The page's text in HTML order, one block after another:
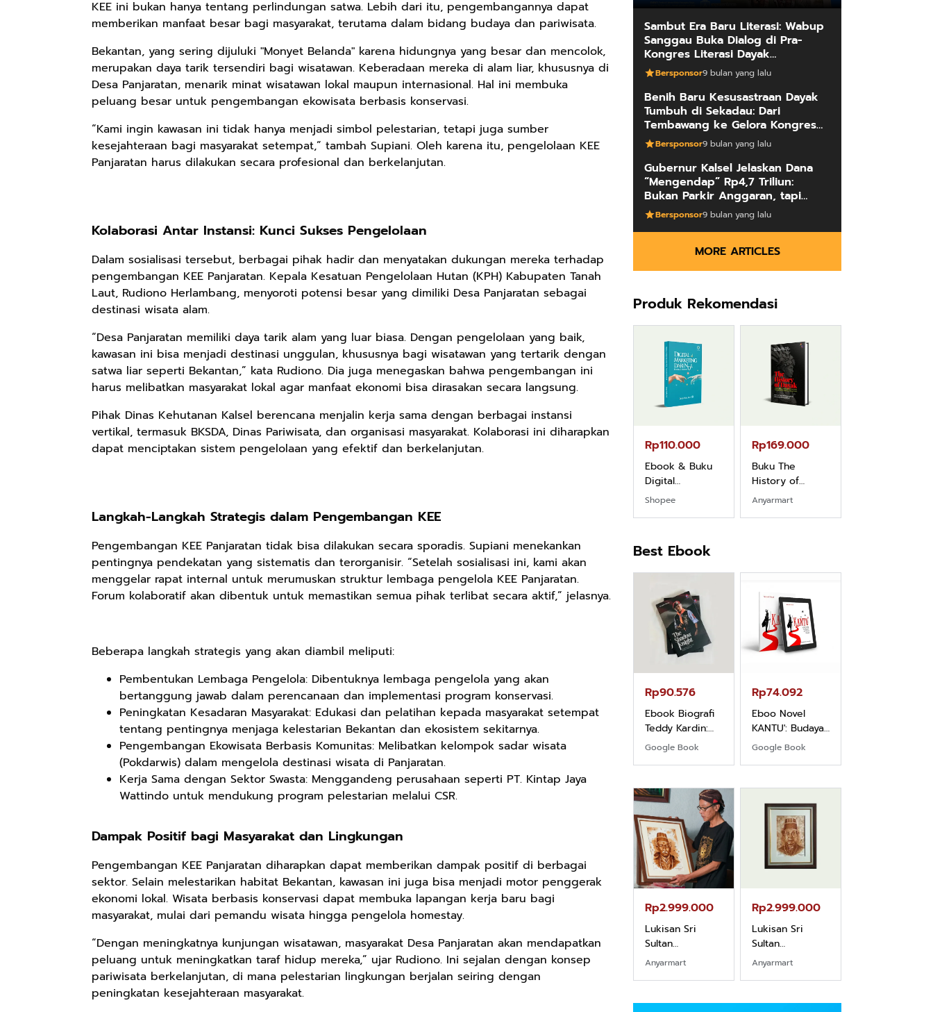
KEE ini bukan hanya tentang perlindungan satwa. Lebih dari itu, pengembangannya dapat
memberikan manfaat besar bagi masyarakat, terutama dalam bidang budaya dan pariwisata.
Bekantan, yang sering dijuluki "Monyet Belanda" karena hidungnya yang besar dan mencolok,
merupakan daya tarik tersendiri bagi wisatawan. Keberadaan mereka di alam liar, khususnya di
Desa Panjaratan, menarik minat wisatawan lokal maupun internasional. Hal ini membuka
peluang besar untuk pengembangan ekowisata berbasis konservasi.
“Kami ingin kawasan ini tidak hanya menjadi simbol pelestarian, tetapi juga sumber
kesejahteraan bagi masyarakat setempat,” tambah Supiani. Oleh karena itu, pengelolaan KEE
Panjaratan harus dilakukan secara profesional dan berkelanjutan.
Kolaborasi Antar Instansi: Kunci Sukses Pengelolaan
Dalam sosialisasi tersebut, berbagai pihak hadir dan menyatakan dukungan mereka terhadap
pengembangan KEE Panjaratan. Kepala Kesatuan Pengelolaan Hutan (KPH) Kabupaten Tanah
Laut, Rudiono Herlambang, menyoroti potensi besar yang dimiliki Desa Panjaratan sebagai
destinasi wisata alam.
“Desa Panjaratan memiliki daya tarik alam yang luar biasa. Dengan pengelolaan yang baik,
kawasan ini bisa menjadi destinasi unggulan, khususnya bagi wisatawan yang tertarik dengan
satwa liar seperti Bekantan,” kata Rudiono. Dia juga menegaskan bahwa pengembangan ini
harus melibatkan masyarakat lokal agar manfaat ekonomi bisa dirasakan secara langsung.
Pihak Dinas Kehutanan Kalsel berencana menjalin kerja sama dengan berbagai instansi
vertikal, termasuk BKSDA, Dinas Pariwisata, dan organisasi masyarakat. Kolaborasi ini diharapkan
dapat menciptakan sistem pengelolaan yang efektif dan berkelanjutan.
Langkah-Langkah Strategis dalam Pengembangan KEE
Pengembangan KEE Panjaratan tidak bisa dilakukan secara sporadis. Supiani menekankan
pentingnya pendekatan yang sistematis dan terorganisir. “Setelah sosialisasi ini, kami akan
menggelar rapat internal untuk merumuskan struktur lembaga pengelola KEE Panjaratan.
Forum kolaboratif akan dibentuk untuk memastikan semua pihak terlibat secara aktif,” jelasnya.
Beberapa langkah strategis yang akan diambil meliputi:
Pembentukan Lembaga Pengelola: Dibentuknya lembaga pengelola yang akan
bertanggung jawab dalam perencanaan dan implementasi program konservasi.
Peningkatan Kesadaran Masyarakat: Edukasi dan pelatihan kepada masyarakat setempat
tentang pentingnya menjaga kelestarian Bekantan dan ekosistem sekitarnya.
Pengembangan Ekowisata Berbasis Komunitas: Melibatkan kelompok sadar wisata
(Pokdarwis) dalam mengelola destinasi wisata di Panjaratan.
Kerja Sama dengan Sektor Swasta: Menggandeng perusahaan seperti PT. Kintap Jaya
Wattindo untuk mendukung program pelestarian melalui CSR.
Dampak Positif bagi Masyarakat dan Lingkungan
Pengembangan KEE Panjaratan diharapkan dapat memberikan dampak positif di berbagai
sektor. Selain melestarikan habitat Bekantan, kawasan ini juga bisa menjadi motor penggerak
ekonomi lokal. Wisata berbasis konservasi dapat membuka lapangan kerja baru bagi
masyarakat, mulai dari pemandu wisata hingga pengelola homestay.
“Dengan meningkatnya kunjungan wisatawan, masyarakat Desa Panjaratan akan mendapatkan
peluang untuk meningkatkan taraf hidup mereka,” ujar Rudiono. Ini sejalan dengan konsep
pariwisata berkelanjutan, di mana pelestarian lingkungan berjalan seiring dengan
peningkatan kesejahteraan masyarakat.
Sambut Era Baru Literasi: Wabup
Sanggau Buka Dialog di Pra-
Kongres Literasi Dayak
Internasional
Bersponsor9 bulan yang lalu
Benih Baru Kesusastraan Dayak
Tumbuh di Sekadau: Dari
Tembawang ke Gelora Kongres
Penulis
Bersponsor9 bulan yang lalu
Gubernur Kalsel Jelaskan Dana
“Mengendap” Rp4,7 Triliun:
Bukan Parkir Anggaran, tapi
Manajemen Kas Daerah
Bersponsor9 bulan yang lalu
MORE ARTICLES
Produk Rekomendasi
Rp169.000
& Identitas
Borneo Asli
Rp165.000
Atas Manusia
Dayak
Rp125.000
Pamungkas
Rp128.900 Rp110.000
Ebook & Buku
Digital
Marketing Dari
Shopee
Rp169.000
Buku The
History of
Dayak – Sejarah
Anyarmart
Best Ebook
Rp90.576
The Shadow
Google Book
Rp74.092
Suku Dayak
Google Book
Rp71.706
Kisah Nyata
Mencuccini, C.P
di Kalimantan
Barat
Google Book
Rp149.450
Ebook 100 Anak
Tambang
Indonesia box
cover
Google Book
Rp98.049
Ebook The
Forest Therapy
ala Dayak:
from the Heart
of Borneor
Google Book
Rp90.576
Ebook Biografi
Teddy Kardin:
The Shadow
Google Book
Rp74.092
Eboo Novel
KANTU': Budaya
Suku Dayak
Google Book
Rp2.999.000
Sultan
Hamengkubowono
I dari Kopi Karya
Rudi Winarso
Anyarmart
Rp2.999.000
Sultan
Hamengkubowono
X dari Kopi
Anyarmart
Rp2.989.000
Sultan
Hamengkubowono
II dari Kopi
Karya Rudi
Shopee
Rp158.000
Bisa Bernyanyi
Motif Gigi
Taring Ukuran M
Shopee
Rp158.000
Dayak West
Borneo All Size
Tema
Anyarmart
Rp2.999.000
Lukisan Sri
Sultan
Hamengkubowono
Anyarmart
Rp2.999.000
Lukisan Sri
Sultan
Hamengkubowono
Winarso
Anyarmart